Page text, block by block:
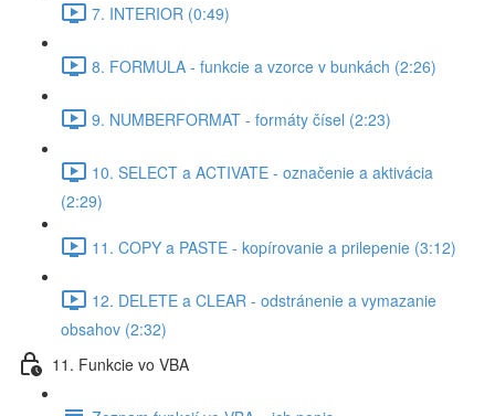
7. INTERIOR (0:49)
8. FORMULA - funkcie a vzorce v bunkách (2:26)
9. NUMBERFORMAT - formáty čísel (2:23)
10. SELECT a ACTIVATE - označenie a aktivácia
(2:29)
11. COPY a PASTE - kopírovanie a prilepenie (3:12)
12. DELETE a CLEAR - odstránenie a vymazanie
obsahov (2:32)
11. Funkcie vo VBA